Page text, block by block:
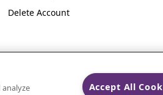
Delete Account
Accept All